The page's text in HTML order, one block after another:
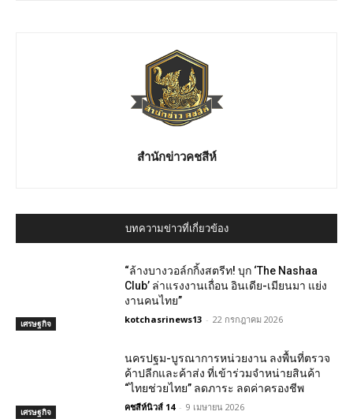
สำนักข่าวคชสีห์
บทความข่าวที่เกี่ยวข้อง
เศรษฐกิจ
“ล้างบางวอล์กกิ้งสตรีท! บุก ‘The Nashaa
Club’ ล่าแรงงานเถื่อน อินเดีย-เมียนมา แย่ง
งานคนไทย”
kotchasrinews13 - 22 กรกฎาคม 2026
เศรษฐกิจ
นครปฐม-บูรณาการหน่วยงาน ลงพื้นที่ตรวจ
ค้าปลีกและค้าส่ง ที่เข้าร่วมจำหน่ายสินค้า
“ไทยช่วยไทย” ลดภาระ ลดค่าครองชีพ
คชสีห์นิวส์ 14 - 9 เมษายน 2026